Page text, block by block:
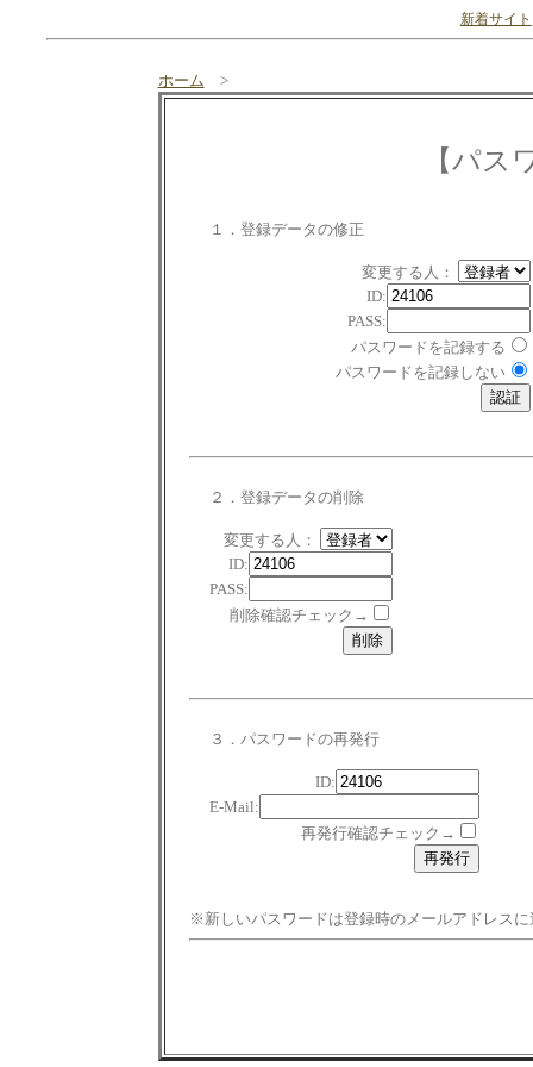
新着サイト
ホーム >
【パス
１．登録データの修正
変更する人：
ID:
PASS:
パスワードを記録する
パスワードを記録しない
２．登録データの削除
変更する人：
ID:
PASS:
削除確認チェック→
３．パスワードの再発行
ID:
E-Mail:
再発行確認チェック→
※新しいパスワードは登録時のメールアドレスに